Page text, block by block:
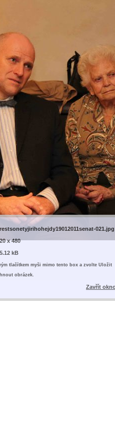
021.jpg
x 480
kB
tlačítkem myši mimo tento box a zvolte Uložit
obrázek.
Zavřít